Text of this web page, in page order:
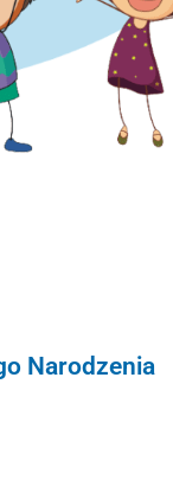
Narodzenia